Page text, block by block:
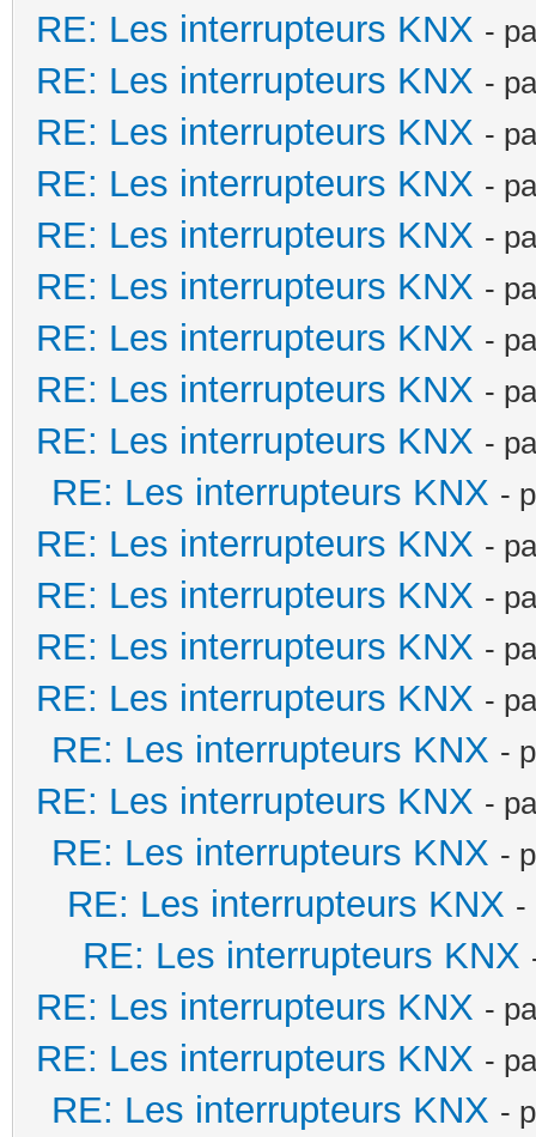
RE: Les interrupteurs KNX -
RE: Les interrupteurs KNX -
RE: Les interrupteurs KNX -
RE: Les interrupteurs KNX -
RE: Les interrupteurs KNX -
RE: Les interrupteurs KNX -
RE: Les interrupteurs KNX -
RE: Les interrupteurs KNX -
RE: Les interrupteurs KNX -
RE: Les interrupteurs KNX -
RE: Les interrupteurs KNX -
RE: Les interrupteurs KNX -
RE: Les interrupteurs KNX -
RE: Les interrupteurs KNX -
RE: Les interrupteurs KNX -
RE: Les interrupteurs KNX -
RE: Les interrupteurs KNX -
RE: Les interrupteurs KNX -
RE: Les interrupteurs KNX
RE: Les interrupteurs KNX -
RE: Les interrupteurs KNX -
RE: Les interrupteurs KNX -